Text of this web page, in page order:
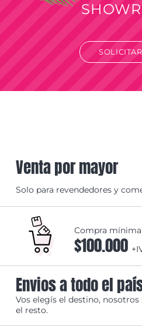
Venta por mayor
Solo para revendedores y
Compra
$100.000
Envios a todo el
Vos elegís el destino, nosotros
el resto.